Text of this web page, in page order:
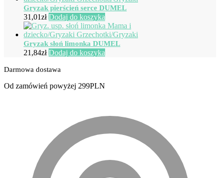
Gryzak pierścień serce DUMEL
31,01zł Dodaj do koszyka
Gryzak słoń limonka DUMEL
21,84zł Dodaj do koszyka
Darmowa dostawa
Od zamówień powyżej 299PLN